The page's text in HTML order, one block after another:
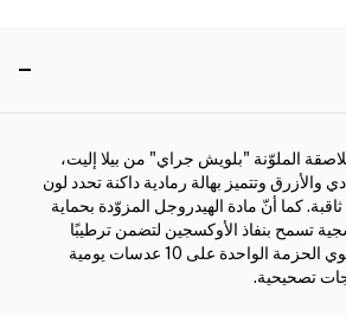
الملوّنة "بلويش جراي" من بيلا إليت،
والأزرق وتتميز بهالة رمادية داكنة تحدد لون
كما أنّ مادة الهيدروجل المزوّدة بحماية
تسمح بنفاذ الأوكسجين لتضمن ترطيبًا
وراحة طوال اليوم. تحتوي الحزمة الواحدة على 10 عدسات يومية
تصحيحية.